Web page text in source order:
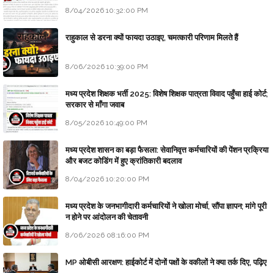
8/04/2026 10:32:00 PM
राहुकाल से डरना क्यों फायदा उठाइए, चमत्कारी परिणाम मिलते हैं
8/06/2026 10:39:00 PM
मध्य प्रदेश शिक्षक भर्ती 2025: विशेष शिक्षक पात्रता विवाद पहुँचा हाई कोर्ट;
सरकार से माँगा जवाब
8/05/2026 10:49:00 PM
मध्य प्रदेश शासन का बड़ा फैसला: सेवानिवृत्त कर्मचारियों की पेंशन प्रक्रिया
और बजट कोडिंग में हुए क्रांतिकारी बदलाव
8/04/2026 10:20:00 PM
मध्य प्रदेश के जनभागीदारी कर्मचारियों ने खोला मोर्चा, सौंपा ज्ञापन; मांगे पूरी
न होने पर आंदोलन की चेतावनी
8/06/2026 08:16:00 PM
MP ओबीसी आरक्षण: हाईकोर्ट में दोनों पक्षों के वकीलों ने क्या तर्क दिए, पढ़िए